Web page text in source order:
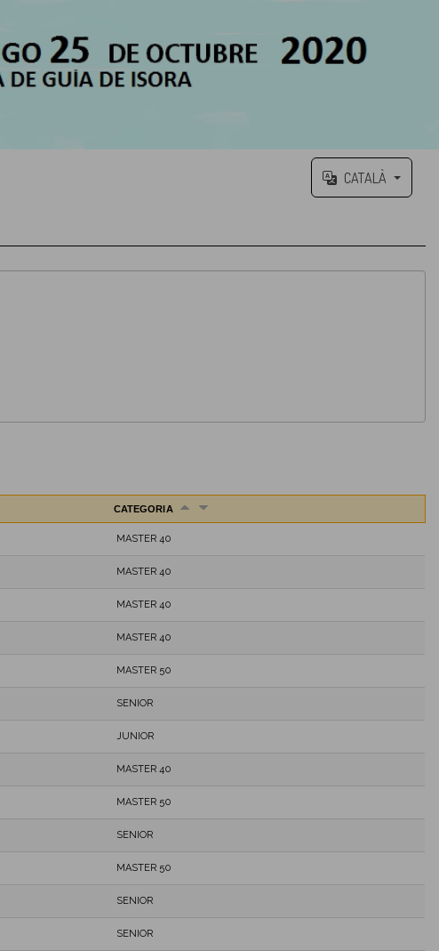
CATALÀ
CATEGORIA
MASTER 40
MASTER 40
MASTER 40
MASTER 40
MASTER 50
SENIOR
JUNIOR
MASTER 40
MASTER 50
SENIOR
MASTER 50
SENIOR
SENIOR